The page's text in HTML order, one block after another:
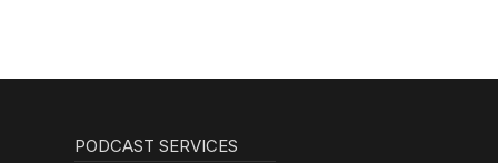
PODCAST SERVICES